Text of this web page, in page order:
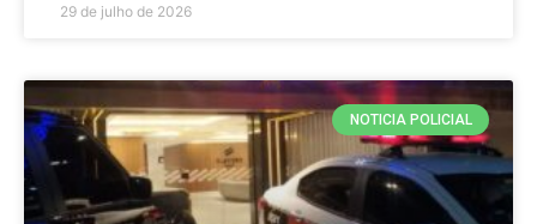
29 de julho de 2026
NOTICIA POLICIAL